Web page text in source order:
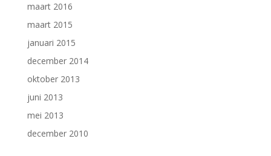
maart 2016
maart 2015
januari 2015
december 2014
oktober 2013
juni 2013
mei 2013
december 2010